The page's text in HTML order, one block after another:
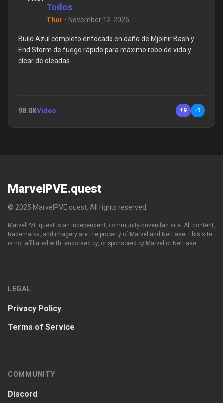
Todos
Thor • November 12, 2025
Build Azul completo enfocado en daño de Mjolnir Bash y
End Storm de fuego rápido para máximo robo de vida y
clear de oleadas.
98.0KVideo +9 -1
MarvelPVE.quest
© 2025 MarvelPVE.quest. All rights reserved.
MarvelPVE.quest is an independent, community-driven fan site. All content,
trademarks, and imagery are the property of Marvel and NetEase. This site
is not affiliated with, endorsed by, or sponsored by Marvel or NetEase.
LEGAL
Privacy Policy
Terms of Service
COMMUNITY
Discord